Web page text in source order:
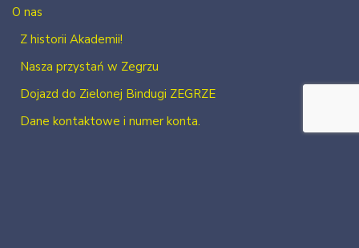
O nas
Z historii Akademii!
Nasza przystań w Zegrzu
Dojazd do Zielonej Bindugi ZEGRZE
Dane kontaktowe i numer konta.